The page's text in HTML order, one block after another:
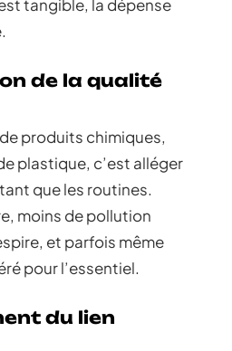
tangible, la dépense
de la qualité
produits chimiques,
plastique, c’est alléger
que les routines.
moins de pollution
et parfois même
pour l’essentiel.
du lien